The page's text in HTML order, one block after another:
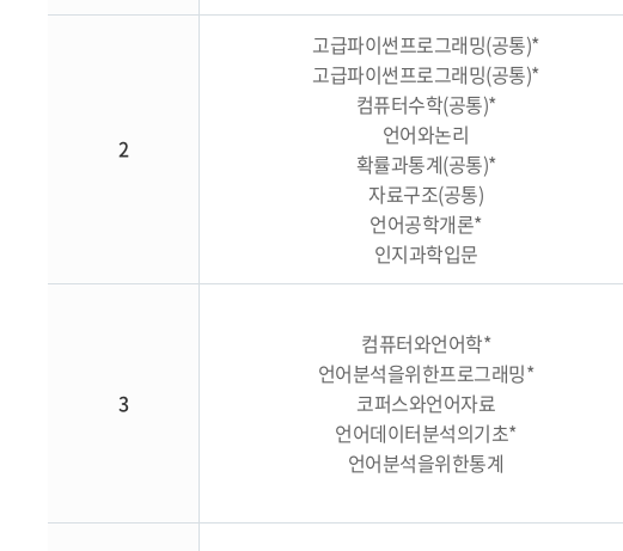
2
고급파이썬프로그래밍(공통)*
고급파이썬프로그래밍(공통)*
컴퓨터수학(공통)*
언어와논리
확률과통계(공통)*
자료구조(공통)
언어공학개론*
인지과학입문
3
컴퓨터와언어학*
언어분석을위한프로그래밍*
코퍼스와언어자료
언어데이터분석의기초*
언어분석을위한통계